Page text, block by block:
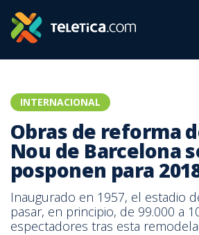
INTERNACIONAL
Obras de reforma
Nou de Barcelona
posponen para
Inaugurado en 1957, el estadio
pasar, en principio, de 99.000 a
espectadores tras esta